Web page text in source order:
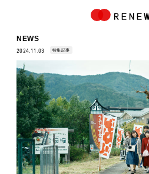
ABOUT
CONTENTS
NEWS
2024.11.03 特集記事